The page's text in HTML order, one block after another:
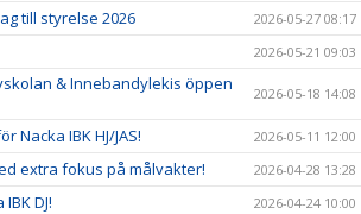
till styrelse 2026 2026-05-27 08:17
2026-05-21 09:03
& Innebandylekis öppen
2026-05-18 14:08
Nacka IBK HJ/JAS! 2026-05-11 12:00
extra fokus på målvakter! 2026-04-28 13:28
DJ! 2026-04-24 10:00